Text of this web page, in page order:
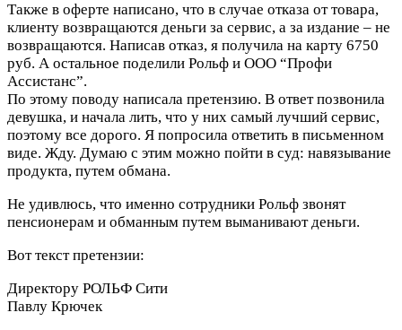
Также в оферте написано, что в случае отказа от товара,
клиенту возвращаются деньги за сервис, а за издание – не
возвращаются. Написав отказ, я получила на карту 6750
руб. А остальное поделили Рольф и ООО “Профи
Ассистанс”.
По этому поводу написала претензию. В ответ позвонила
девушка, и начала лить, что у них самый лучший сервис,
поэтому все дорого. Я попросила ответить в письменном
виде. Жду. Думаю с этим можно пойти в суд: навязывание
продукта, путем обмана.
Не удивлюсь, что именно сотрудники Рольф звонят
пенсионерам и обманным путем выманивают деньги.
Вот текст претензии:
Директору РОЛЬФ Сити
Павлу Крючек